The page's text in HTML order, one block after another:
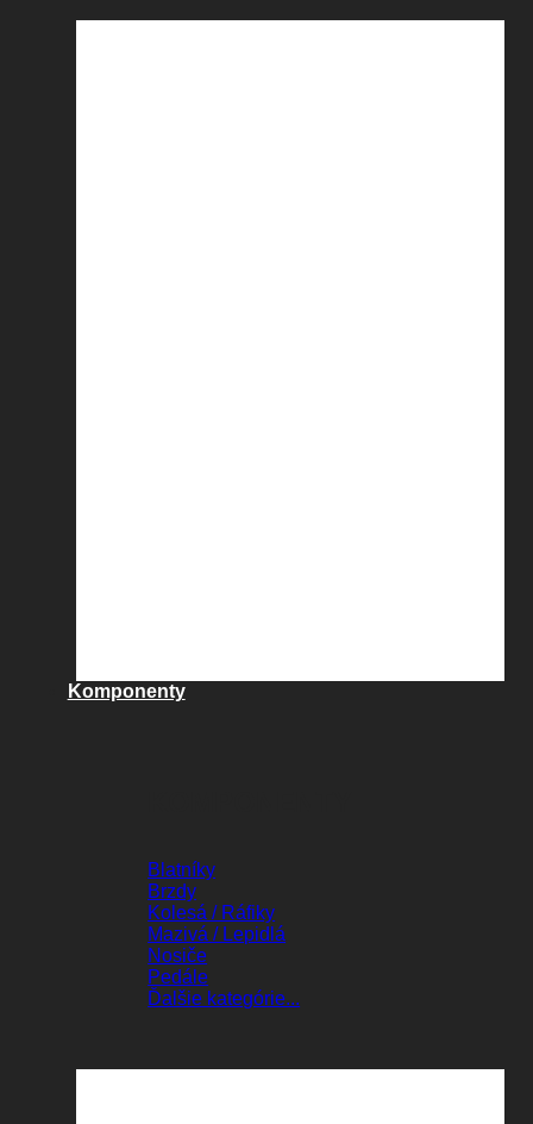
Komponenty
Blatníky
Brzdy
Kolesá / Ráfiky
Mazivá / Lepidlá
Nosiče
Pedále
Ďalšie kategórie...